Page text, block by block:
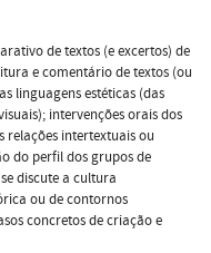
de textos (e excertos) de
e comentário de textos (ou
linguagens estéticas (das
intervenções orais dos
relações intertextuais ou
do perfil dos grupos de
discute a cultura
ou de contornos
concretos de criação e